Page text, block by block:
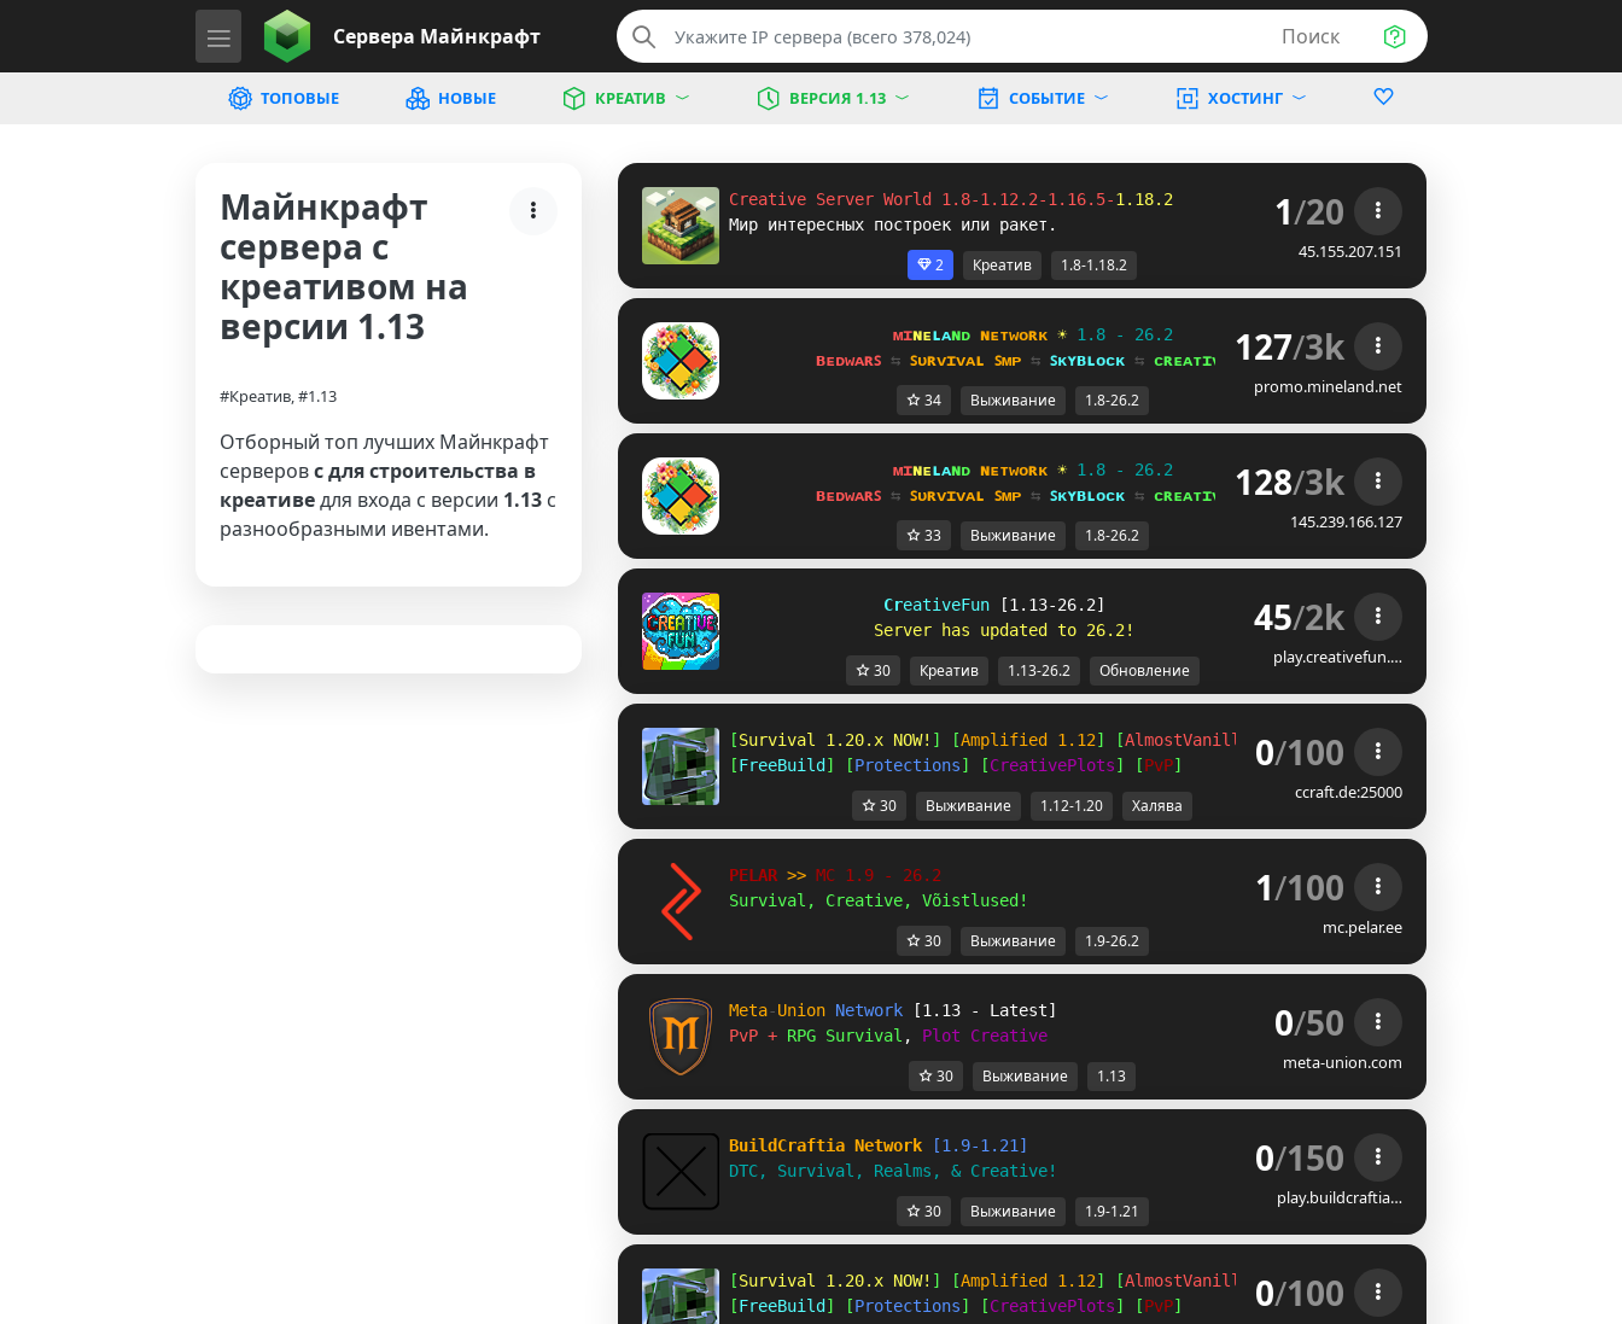
Сервера Майнкрафт Поиск
ТОПОВЫЕ НОВЫЕ КРЕАТИВ ВЕРСИЯ 1.13 СОБЫТИЕ ХОСТИНГ
Майнкрафт
сервера с
креативом на
версии 1.13
#Креатив, #1.13
Отборный топ лучших Майнкрафт
серверовс для строительства в
креативедля входа с версии 1.13 с
разнообразными ивентами.
Creative Server World 1.8-1.12.2-1.16.5-1.18.2
Мир интересных построек или ракет.
1/20
45.155.207.151
2 Креатив 1.8-1.18.2
ᴍɪɴᴇʟᴀɴᴅ ɴᴇᴛᴡᴏʀᴋ ☀ 1.8 - 26.2
ʙᴇᴅᴡᴀʀꜱ ⇆ ꜱᴜʀᴠɪᴠᴀʟ ꜱᴍᴘ ⇆ ꜱᴋʏʙʟᴏᴄᴋ ⇆ ᴄʀᴇᴀᴛɪᴠᴇ⁺ 127/3k
promo.mineland.net
34 Выживание 1.8-26.2
ᴍɪɴᴇʟᴀɴᴅ ɴᴇᴛᴡᴏʀᴋ ☀ 1.8 - 26.2
ʙᴇᴅᴡᴀʀꜱ ⇆ ꜱᴜʀᴠɪᴠᴀʟ ꜱᴍᴘ ⇆ ꜱᴋʏʙʟᴏᴄᴋ ⇆ ᴄʀᴇᴀᴛɪᴠᴇ⁺ 128/3k
145.239.166.127
33 Выживание 1.8-26.2
CreativeFun
[1.13-26.2]
Server has updated to 26. 2 ! 45/2k
play.creativefun.…
30 Креатив 1.13-26.2 Обновление
[Survival 1.20.x NOW! ] [Amplified 1.12] [AlmostVanilla
]
[FreeBuild ] [Protections] [CreativePlots] [PvP] 0/100
ccraft.de:25000
30 Выживание 1.12-1.20 Халява
PELAR >> MC 1.9 - 26.2
Survival, Creative, Võistlused!
1/100
mc.pelar.ee
30 Выживание 1.9-26.2
Meta-Union Network
[1.13 - Latest]
PvP + RPG Survival , Plot Creative 0/50
meta-union.com
30 Выживание 1.13
BuildCraftia Network
[1.9-1.21]
DTC, Survival, Realms, & Creative!
0/150
play.buildcraftia…
30 Выживание 1.9-1.21
[Survival 1.20.x NOW! ] [Amplified 1.12] [AlmostVanilla
]
[FreeBuild ] [Protections] [CreativePlots] [PvP] 0/100